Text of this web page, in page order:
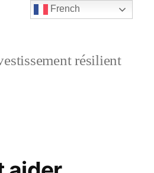
résilient
French